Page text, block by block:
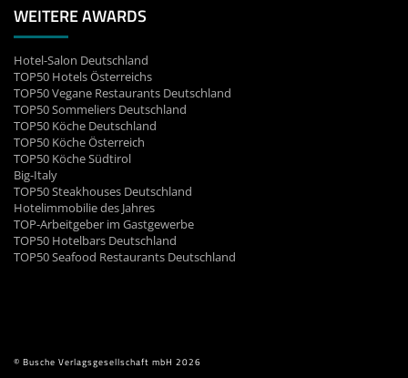
WEITERE AWARDS
Hotel-Salon Deutschland
TOP50 Hotels Österreichs
TOP50 Vegane Restaurants Deutschland
TOP50 Sommeliers Deutschland
TOP50 Köche Deutschland
TOP50 Köche Österreich
TOP50 Köche Südtirol
Big-Italy
TOP50 Steakhouses Deutschland
Hotelimmobilie des Jahres
TOP-Arbeitgeber im Gastgewerbe
TOP50 Hotelbars Deutschland
TOP50 Seafood Restaurants Deutschland
© Busche Verlagsgesellschaft mbH 2026